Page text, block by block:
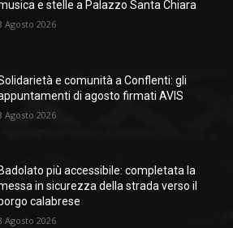
e stelle a Palazzo Santa Chiara
Agosto 2026
e comunità a Conflenti: gli
di agosto firmati AVIS
Agosto 2026
Badolato più accessibile: completata la
in sicurezza della strada verso il
borgo calabrese
Agosto 2026